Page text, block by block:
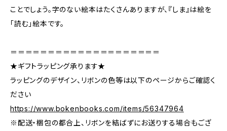
ことでしょう。字のない絵本はたくさんありますが、『しま』は絵を
「読む」絵本です。
＝＝＝＝＝＝＝＝＝＝＝＝＝＝＝＝＝＝＝＝
★ギフトラッピング承ります★
ラッピングのデザイン、リボンの色等は以下のページからご確認く
ださい
https://www.bokenbooks.com/items/56347964
※配送・梱包の都合上、リボンを結ばずにお送りする場合もござ